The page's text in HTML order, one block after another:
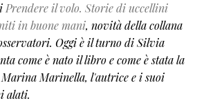
Prendere il volo. Storie di uccellini
in buone mani, novità della collana
Oggi è il turno di Silvia
come è nato il libro e come è stata la
Marina Marinella, l'autrice e i suoi
alati.